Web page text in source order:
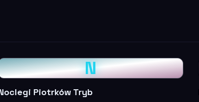
N
Piotrków Tryb